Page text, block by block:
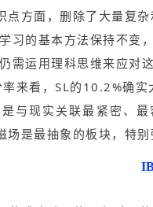
点方面，删除了大量复
习的基本方法保持不变
需运用理科思维来应对
率来看，SL的10.2%确
是与现实关联最紧密、
场是最抽象的板块，特